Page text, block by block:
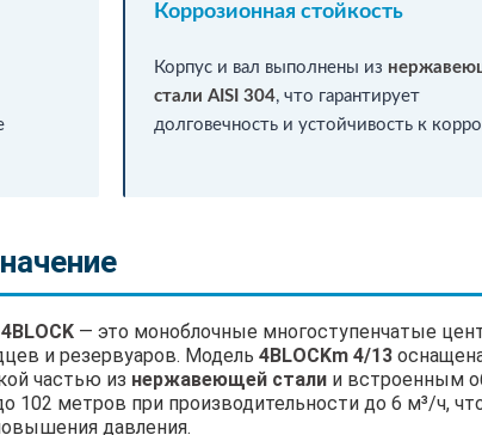
Коррозионная стойкость
Корпус и вал выполнены из
стали AISI 304, что гарантирует
долговечность и устойчивость к
— это моноблочные многоступенчатые
и резервуаров. Модель 4BLOCKm 4/13
частью из нержавеющей стали и встроенным
102 метров при производительности до 6 м³/ч,
давления.